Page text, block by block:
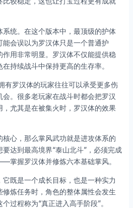
统。在这个版本中，最顶级的护体
会误以为罗汉体只是一个普通护
用非常明显。罗汉体不仅能提供稳
持续战斗中保持更高的生存率。
有罗汉体的玩家往往可以承受更多伤
。很多老玩家在战斗时都会把罗汉
尤其是在被集火时，罗汉体的效果
心，那么掌风武功就是进攻体系的
达到最高境界“泰山北斗”，必须完成
掌握罗汉体并修炼六本基础掌风。
既是一个成长目标，也是一种实力
炼任务时，角色的整体属性会发生
过程称为“真正进入高手阶段”。